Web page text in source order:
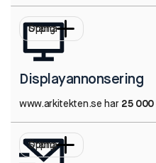
Displayannonsering
www.arkitekten.se har 25 000
Öppna
Stäng
Öppna
Stäng